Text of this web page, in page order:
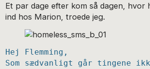
Et par dage efter kom så dagen, hvor
ind hos Marion, troede jeg.
Hej Flemming,
Som sædvanligt går tingene